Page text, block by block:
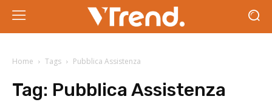
Home Tags Pubblica Assistenza
Tag: Pubblica Assistenza